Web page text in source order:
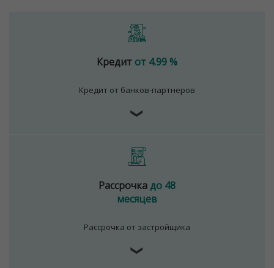
Кредит от 4.99 %
Кредит от банков-партнеров
❯
Рассрочкадо 48
месяцев
Рассрочка от застройщика
❯